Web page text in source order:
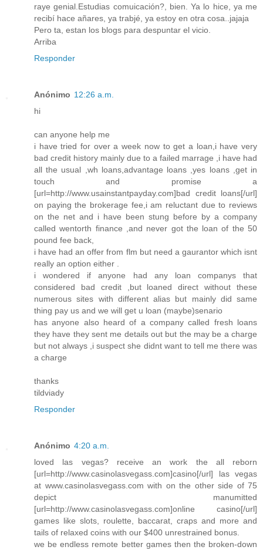
raye genial.Estudias comuicación?, bien. Ya lo hice, ya me
recibí hace añares, ya trabjé, ya estoy en otra cosa..jajaja
Pero ta, estan los blogs para despuntar el vicio.
Arriba
Responder
Anónimo 12:26 a.m.
hi
can anyone help me
i have tried for over a week now to get a loan,i have very
bad credit history mainly due to a failed marrage ,i have had
all the usual ,wh loans,advantage loans ,yes loans ,get in
touch and promise a
[url=http://www.usainstantpayday.com]bad credit loans[/url]
on paying the brokerage fee,i am reluctant due to reviews
on the net and i have been stung before by a company
called wentorth finance ,and never got the loan of the 50
pound fee back,
i have had an offer from flm but need a gaurantor which isnt
really an option either .
i wondered if anyone had any loan companys that
considered bad credit ,but loaned direct without these
numerous sites with different alias but mainly did same
thing pay us and we will get u loan (maybe)senario
has anyone also heard of a company called fresh loans
they have they sent me details out but the may be a charge
but not always ,i suspect she didnt want to tell me there was
a charge
thanks
tildviady
Responder
Anónimo 4:20 a.m.
loved las vegas? receive an work the all reborn
[url=http://www.casinolasvegass.com]casino[/url] las vegas
at www.casinolasvegass.com with on the other side of 75
depict manumitted
[url=http://www.casinolasvegass.com]online casino[/url]
games like slots, roulette, baccarat, craps and more and
tails of relaxed coins with our $400 unrestrained bonus.
we be endless remote better games then the broken-down